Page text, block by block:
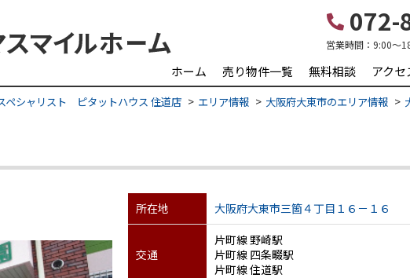
072-
営業時間： 9:00～
ホーム 売り物件一覧 無料相談 アク
ペシャリスト ピタットハウス 住道店 エリア情報 大阪府大東市のエリア情報
所在地 大阪府大東市三箇４丁目１６－１６
交通
片町線 野崎駅
片町線 四条畷駅
片町線 住道駅